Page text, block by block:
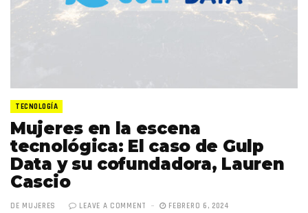
TECNOLOGÍA
Mujeres en la escena
tecnológica: El caso de Gulp
Data y su cofundadora, Lauren
Cascio
DE MUJERES LEAVE A COMMENT FEBRERO 6, 2024